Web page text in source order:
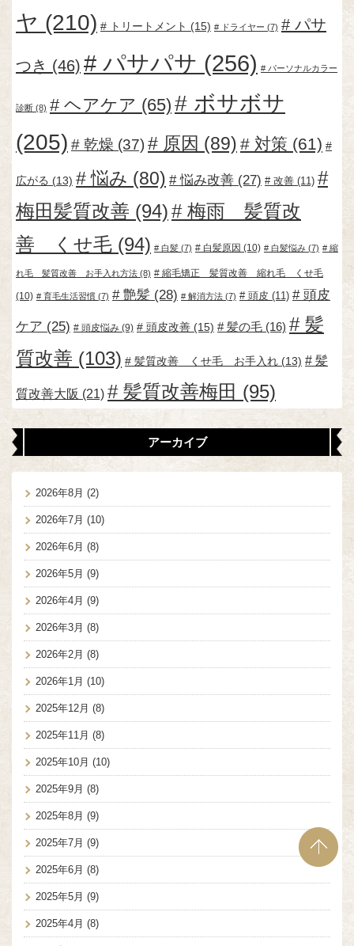
ヤ (210) トリートメント (15) ドライヤー (7) パサ
つき (46) パサパサ (256) パーソナルカラー
診断 (8) ヘアケア (65)
ボサボサ
(205)
乾燥 (37) 原因 (89) 対策 (61)
広がる (13) 悩み (80) 悩み改善 (27) 改善 (11)
梅田髪質改善 (94)
梅雨 髪質改
善 くせ毛 (94) 白髪 (7) 白髪原因 (10) 白髪悩み (7) 縮
れ毛 髪質改善 お手入れ方法 (8) 縮毛矯正 髪質改善 縮れ毛 くせ毛
(10) 育毛生活習慣 (7) 艶髪 (28) 解消方法 (7) 頭皮 (11) 頭皮
ケア (25) 頭皮悩み (9) 頭皮改善 (15) 髪の毛 (16)
髪
質改善 (103) 髪質改善 くせ毛 お手入れ (13) 髪
質改善大阪 (21) 髪質改善梅田 (95)
アーカイブ
2026年8月 (2)
2026年7月 (10)
2026年6月 (8)
2026年5月 (9)
2026年4月 (9)
2026年3月 (8)
2026年2月 (8)
2026年1月 (10)
2025年12月 (8)
2025年11月 (8)
2025年10月 (10)
2025年9月 (8)
2025年8月 (9)
2025年7月 (9)
2025年6月 (8)
2025年5月 (9)
2025年4月 (8)